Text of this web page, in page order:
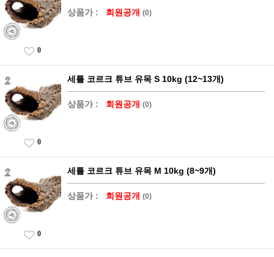
상품가 : 회원공개 (0)
0
세틀 코르크 튜브 유목 S 10kg (12~13개)
상품가 : 회원공개 (0)
0
세틀 코르크 튜브 유목 M 10kg (8~9개)
상품가 : 회원공개 (0)
0